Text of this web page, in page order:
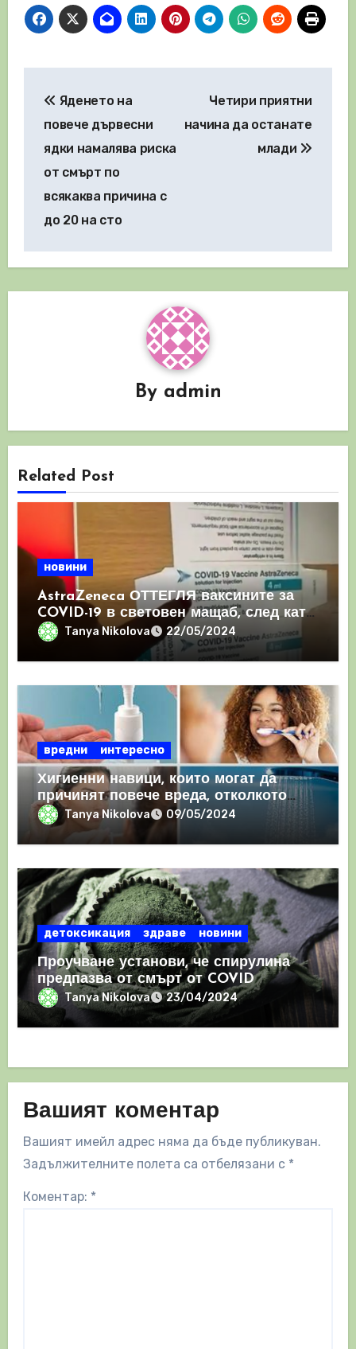
Яденето на
повече дървесни
ядки намалява риска
от смърт по
всякаква причина с
до 20 на сто
Четири приятни
начина да останате
млади
By admin
Related Post
новини
AstraZeneca ОТТЕГЛЯ ваксините за
COVID-19 в световен мащаб, след като
призна, че те причиняват КРЪВНИ
Tanya Nikolova 22/05/2024
вредни интересно
Хигиенни навици, които могат да
причинят повече вреда, отколкото
ползаTanya Nikolova 09/05/2024
детоксикация здраве новини
Проучване установи, че спирулина
предпазва от смърт от COVID
Tanya Nikolova 23/04/2024
Вашият коментар
Вашият имейл адрес няма да бъде публикуван.
Задължителните полета са отбелязани с *
Коментар: *